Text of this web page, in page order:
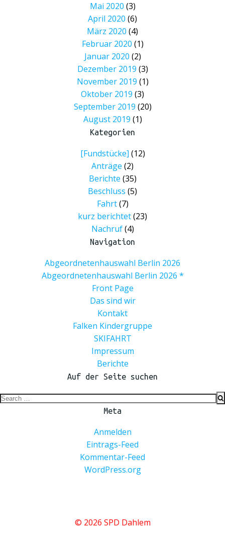
Mai 2020 (3)
April 2020 (6)
März 2020 (4)
Februar 2020 (1)
Januar 2020 (2)
Dezember 2019 (3)
November 2019 (1)
Oktober 2019 (3)
September 2019 (20)
August 2019 (1)
Kategorien
[Fundstücke] (12)
Anträge (2)
Berichte (35)
Beschluss (5)
Fahrt(7)
kurz berichtet(23)
Nachruf(4)
Navigation
Abgeordnetenhauswahl Berlin 2026
Abgeordnetenhauswahl Berlin 2026 *
Front Page
Das sind wir
Kontakt
Falken Kindergruppe
SKIFAHRT
Impressum
Berichte
Auf der Seite suchen
Search
Meta
Anmelden
Eintrags-Feed
Kommentar-Feed
WordPress.org
© 2026 SPD Dahlem